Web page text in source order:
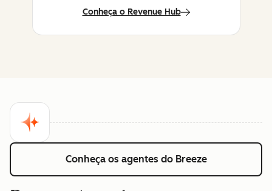
Conheça o Revenue Hub
Conheça os agentes do Breeze